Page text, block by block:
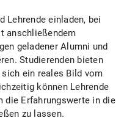
Lehrende einladen, bei
anschließendem
geladener Alumni und
Studierenden bieten
ein reales Bild vom
können Lehrende
die Erfahrungswerte in die
zu lassen.